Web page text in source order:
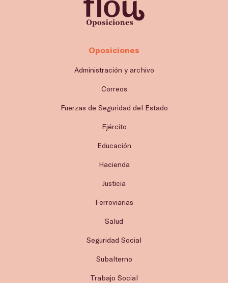
Oposiciones
Administración y archivo
Correos
Fuerzas de Seguridad del Estado
Ejército
Educación
Hacienda
Justicia
Ferroviarias
Salud
Seguridad Social
Subalterno
Trabajo Social